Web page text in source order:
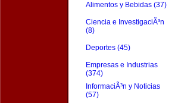
Alimentos y Bebidas (37)
Ciencia e InvestigaciÃ³n
(8)
Deportes (45)
Empresas e Industrias
(374)
InformaciÃ³n y Noticias
(57)